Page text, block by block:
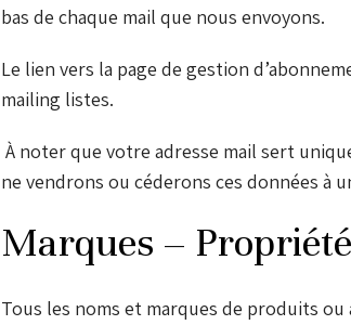
bas de chaque mail que nous envoyons.
Le lien vers la page de gestion
mailing listes.
À noter que votre adresse mail sert
ne vendrons ou céderons ces données à
Marques –
Tous les noms et marques de produits